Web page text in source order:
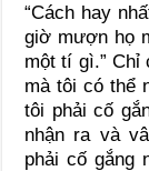
“Cách hay
giờ mượn họ
một tí gì.” Chỉ
mà tôi có thể
tôi phải cố
nhận ra và
phải cố gắng